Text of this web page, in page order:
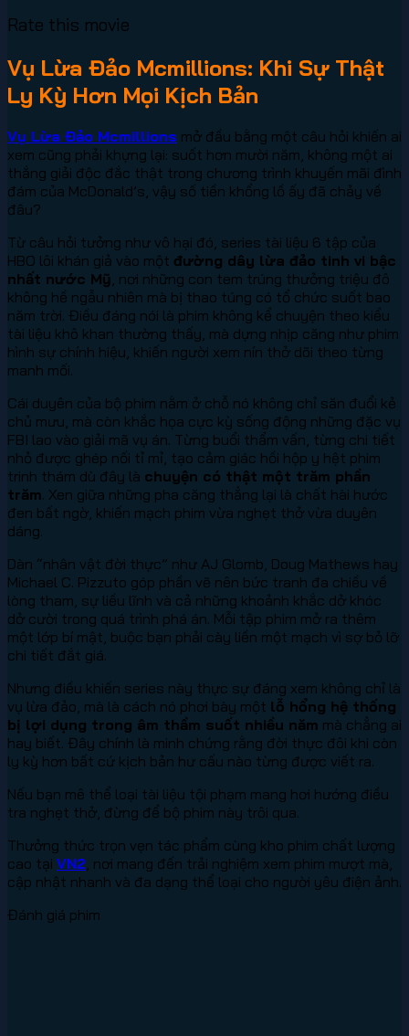
Rate this movie
Vụ Lừa Đảo Mcmillions: Khi Sự Thật
Ly Kỳ Hơn Mọi Kịch Bản
Vụ Lừa Đảo Mcmillions mở đầu bằng một câu hỏi khiến ai
xem cũng phải khựng lại: suốt hơn mười năm, không một ai
thắng giải độc đắc thật trong chương trình khuyến mãi đình
đám của McDonald’s, vậy số tiền khổng lồ ấy đã chảy về
đâu?
Từ câu hỏi tưởng như vô hại đó, series tài liệu 6 tập của
HBO lôi khán giả vào một đường dây lừa đảo tinh vi bậc
nhất nước Mỹ , nơi những con tem trúng thưởng triệu đô
không hề ngẫu nhiên mà bị thao túng có tổ chức suốt bao
năm trời. Điều đáng nói là phim không kể chuyện theo kiểu
tài liệu khô khan thường thấy, mà dựng nhịp căng như phim
hình sự chính hiệu, khiến người xem nín thở dõi theo từng
manh mối.
Cái duyên của bộ phim nằm ở chỗ nó không chỉ săn đuổi kẻ
chủ mưu, mà còn khắc họa cực kỳ sống động những đặc vụ
FBI lao vào giải mã vụ án. Từng buổi thẩm vấn, từng chi tiết
nhỏ được ghép nối tỉ mỉ, tạo cảm giác hồi hộp y hệt phim
trinh thám dù đây là chuyện có thật một trăm phần
trăm. Xen giữa những pha căng thẳng lại là chất hài hước
đen bất ngờ, khiến mạch phim vừa nghẹt thở vừa duyên
dáng.
Dàn “nhân vật đời thực” như AJ Glomb, Doug Mathews hay
Michael C. Pizzuto góp phần vẽ nên bức tranh đa chiều về
lòng tham, sự liều lĩnh và cả những khoảnh khắc dở khóc
dở cười trong quá trình phá án. Mỗi tập phim mở ra thêm
một lớp bí mật, buộc bạn phải cày liền một mạch vì sợ bỏ lỡ
chi tiết đắt giá.
Nhưng điều khiến series này thực sự đáng xem không chỉ là
vụ lừa đảo, mà là cách nó phơi bày một lỗ hổng hệ thống
bị lợi dụng trong âm thầm suốt nhiều năm mà chẳng ai
hay biết. Đây chính là minh chứng rằng đời thực đôi khi còn
ly kỳ hơn bất cứ kịch bản hư cấu nào từng được viết ra.
Nếu bạn mê thể loại tài liệu tội phạm mang hơi hướng điều
tra nghẹt thở, đừng để bộ phim này trôi qua.
Thưởng thức trọn vẹn tác phẩm cùng kho phim chất lượng
cao tại VN2 , nơi mang đến trải nghiệm xem phim mượt mà,
cập nhật nhanh và đa dạng thể loại cho người yêu điện ảnh.
Đánh giá phim